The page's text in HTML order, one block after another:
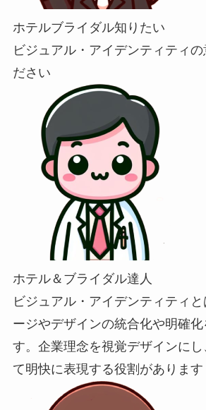
ホテルブライダル知りたい
ビジュアル・アイデンティティの
ださい
ホテル＆ブライダル達人
ビジュアル・アイデンティティ
ージやデザインの統合化や明確
す。企業理念を視覚デザインに
て明快に表現する役割があります